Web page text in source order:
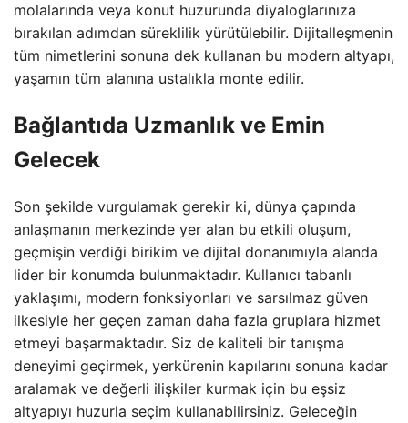
molalarında veya konut huzurunda diyaloglarınıza
bırakılan adımdan süreklilik yürütülebilir. Dijitalleşmenin
tüm nimetlerini sonuna dek kullanan bu modern altyapı,
yaşamın tüm alanına ustalıkla monte edilir.
Bağlantıda Uzmanlık ve Emin
Gelecek
Son şekilde vurgulamak gerekir ki, dünya çapında
anlaşmanın merkezinde yer alan bu etkili oluşum,
geçmişin verdiği birikim ve dijital donanımıyla alanda
lider bir konumda bulunmaktadır. Kullanıcı tabanlı
yaklaşımı, modern fonksiyonları ve sarsılmaz güven
ilkesiyle her geçen zaman daha fazla gruplara hizmet
etmeyi başarmaktadır. Siz de kaliteli bir tanışma
deneyimi geçirmek, yerkürenin kapılarını sonuna kadar
aralamak ve değerli ilişkiler kurmak için bu eşsiz
altyapıyı huzurla seçim kullanabilirsiniz. Geleceğin